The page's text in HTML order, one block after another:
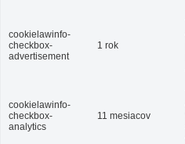
cookielawinfo-
checkbox-
advertisement
1 rok
cookielawinfo-
checkbox-
analytics
11 mesiacov